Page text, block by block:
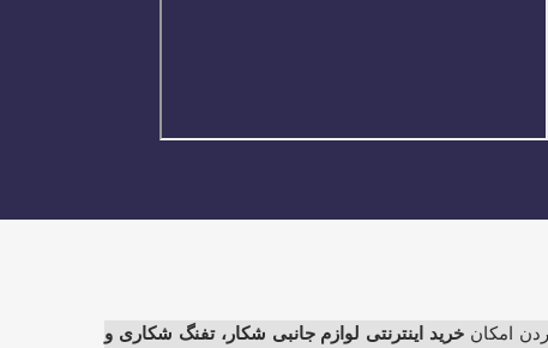
خرید اینترنتی لوازم جانبی شکار، تفنگ شکاری و